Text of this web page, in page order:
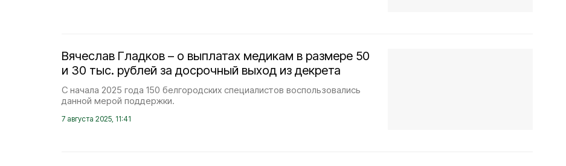
Вячеслав Гладков – о выплатах медикам в размере 50
и 30 тыс. рублей за досрочный выход из декрета
С начала 2025 года 150 белгородских специалистов воспользовались
данной мерой поддержки.
7 августа 2025, 11:41